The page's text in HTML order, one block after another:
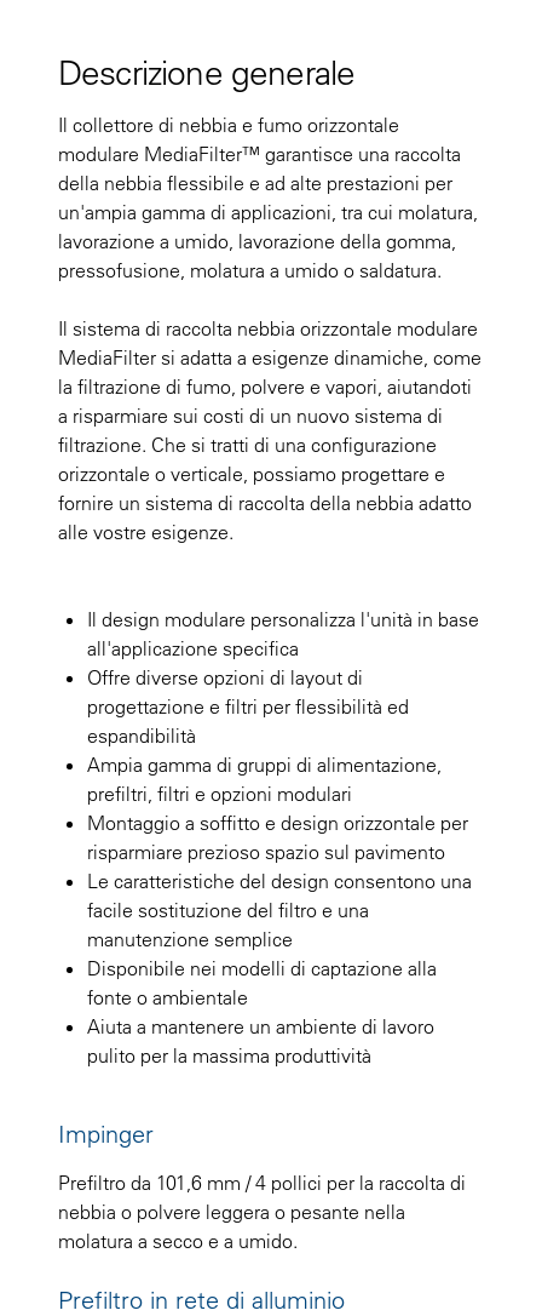
Descrizione generale
Il collettore di nebbia e fumo orizzontale
modulare MediaFilter™ garantisce una raccolta
della nebbia flessibile e ad alte prestazioni per
un'ampia gamma di applicazioni, tra cui molatura,
lavorazione a umido, lavorazione della gomma,
pressofusione, molatura a umido o saldatura.
Il sistema di raccolta nebbia orizzontale modulare
MediaFilter si adatta a esigenze dinamiche, come
la filtrazione di fumo, polvere e vapori, aiutandoti
a risparmiare sui costi di un nuovo sistema di
filtrazione. Che si tratti di una configurazione
orizzontale o verticale, possiamo progettare e
fornire un sistema di raccolta della nebbia adatto
alle vostre esigenze.
Il design modulare personalizza l'unità in base
all'applicazione specifica
Offre diverse opzioni di layout di
progettazione e filtri per flessibilità ed
espandibilità
Ampia gamma di gruppi di alimentazione,
prefiltri, filtri e opzioni modulari
Montaggio a soffitto e design orizzontale per
risparmiare prezioso spazio sul pavimento
Le caratteristiche del design consentono una
facile sostituzione del filtro e una
manutenzione semplice
Disponibile nei modelli di captazione alla
fonte o ambientale
Aiuta a mantenere un ambiente di lavoro
pulito per la massima produttività
Impinger
Prefiltro da 101,6 mm / 4 pollici per la raccolta di
nebbia o polvere leggera o pesante nella
molatura a secco e a umido.
Prefiltro in rete di alluminio